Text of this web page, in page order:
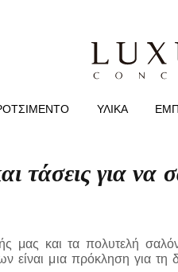
ΥΛΙΚΆ
τάσεις για να
μας και τα πολυτελή
μια πρόκληση για τη